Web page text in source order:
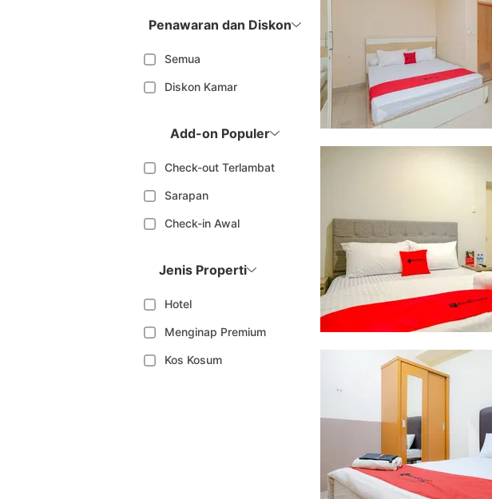
Penawaran dan Diskon
Semua
Diskon Kamar
Add-on Populer
Check-out Terlambat
Sarapan
Check-in Awal
Jenis Properti
Hotel
Menginap Premium
Kos Kosum